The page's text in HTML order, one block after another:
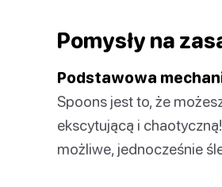
Pomysły na
Podstawowa
Spoons jest to, że
ekscytującą i
możliwe, jednocześnie